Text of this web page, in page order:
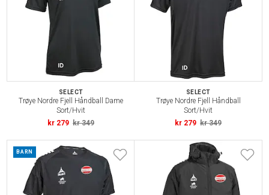
SELECT
Trøye Nordre Fjell Håndball Dame
Sort/Hvit
kr 279 kr 349
SELECT
Trøye Nordre Fjell Håndball
Sort/Hvit
kr 279 kr 349
BARN